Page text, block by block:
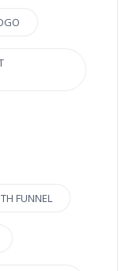
FUNNEL